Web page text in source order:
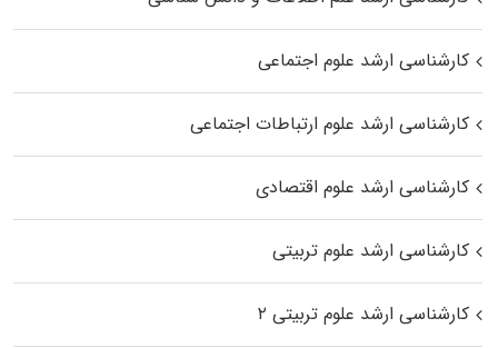
کارشناسی ارشد علوم اجتماعی
کارشناسی ارشد علوم ارتباطات اجتماعی
کارشناسی ارشد علوم اقتصادی
کارشناسی ارشد علوم تربیتی
کارشناسی ارشد علوم تربیتی ۲